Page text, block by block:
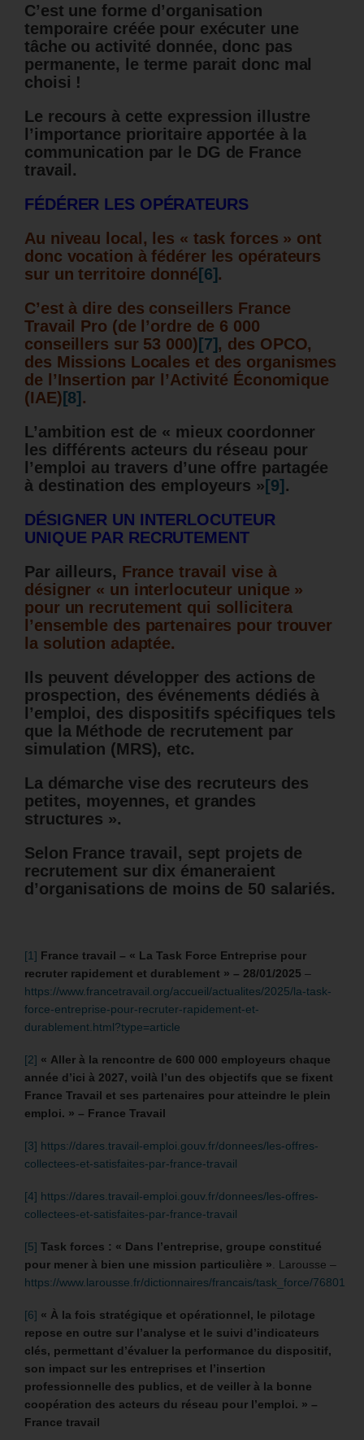
C’est une forme d’organisation
temporaire créée pour exécuter une
tâche ou activité donnée, donc pas
permanente, le terme parait donc mal
choisi !
Le recours à cette expression illustre
l’importance prioritaire apportée à la
communication par le DG de France
travail.
FÉDÉRER LES OPÉRATEURS
Au niveau local, les « task forces » ont
donc vocation à fédérer les opérateurs
sur un territoire donné [6].
C’est à dire des conseillers France
Travail Pro (de l’ordre de 6 000
conseillers sur 53 000) [7], des OPCO,
des Missions Locales et des organismes
de l’Insertion par l’Activité Économique
(IAE) [8] .
L’ambition est de « mieux coordonner
les différents acteurs du réseau pour
l’emploi au travers d’une offre partagée
à destination des employeurs » [9] .
DÉSIGNER UN INTERLOCUTEUR
UNIQUE PAR RECRUTEMENT
Par ailleurs, France travail vise à
désigner « un interlocuteur unique »
pour un recrutement qui sollicitera
l’ensemble des partenaires pour trouver
la solution adaptée.
Ils peuvent développer des actions de
prospection, des événements dédiés à
l’emploi, des dispositifs spécifiques tels
que la Méthode de recrutement par
simulation (MRS), etc.
La démarche vise des recruteurs des
petites, moyennes, et grandes
structures ».
Selon France travail, sept projets de
recrutement sur dix émaneraient
d’organisations de moins de 50 salariés.
[1] France travail – « La Task Force Entreprise pour
recruter rapidement et durablement » – 28/01/2025 –
https://www.francetravail.org/accueil/actualites/2025/la-task-
force-entreprise-pour-recruter-rapidement-et-
durablement.html?type=article
[2] « Aller à la rencontre de 600 000 employeurs chaque
année d’ici à 2027, voilà l’un des objectifs que se fixent
France Travail et ses partenaires pour atteindre le plein
emploi. » – France Travail
[3] https://dares.travail-emploi.gouv.fr/donnees/les-offres-
collectees-et-satisfaites-par-france-travail
[4] https://dares.travail-emploi.gouv.fr/donnees/les-offres-
collectees-et-satisfaites-par-france-travail
[5] Task forces : « Dans l’entreprise, groupe constitué
pour mener à bien une mission particulière » . Larousse –
https://www.larousse.fr/dictionnaires/francais/task_force/76801
[6] « À la fois stratégique et opérationnel, le pilotage
repose en outre sur l’analyse et le suivi d’indicateurs
clés, permettant d’évaluer la performance du dispositif,
son impact sur les entreprises et l’insertion
professionnelle des publics, et de veiller à la bonne
coopération des acteurs du réseau pour l’emploi. » –
France travail